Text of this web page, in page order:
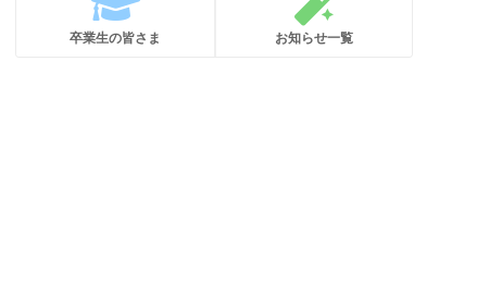
卒業生の皆さま お知らせ一覧